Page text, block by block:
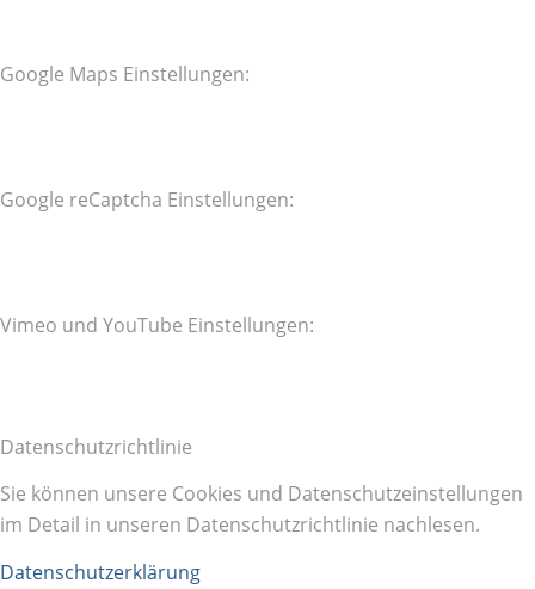
Google Maps Einstellungen:
Google reCaptcha Einstellungen:
Vimeo und YouTube Einstellungen:
Datenschutzrichtlinie
Sie können unsere Cookies und Datenschutzeinstellungen
im Detail in unseren Datenschutzrichtlinie nachlesen.
Datenschutzerklärung